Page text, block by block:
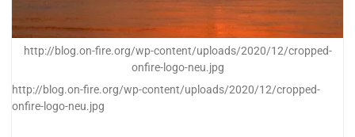
http://blog.on-fire.org/wp-content/uploads/2020/12/cropped-
onfire-logo-neu.jpg
http://blog.on-fire.org/wp-content/uploads/2020/12/cropped-
onfire-logo-neu.jpg